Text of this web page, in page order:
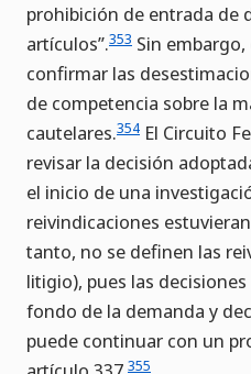
prohibición de entrada de
artículos”.353 Sin
confirmar las
de competencia sobre la
cautelares.354 El Circuito
revisar la decisión
el inicio de una
reivindicaciones
tanto, no se definen las
litigio), pues las
fondo de la demanda y
puede continuar con un
355